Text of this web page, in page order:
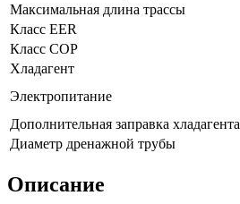
Максимальная длина трассы
Класс EER
Класс COP
Хладагент
Электропитание
Дополнительная заправка хладагента
Диаметр дренажной трубы
Описание